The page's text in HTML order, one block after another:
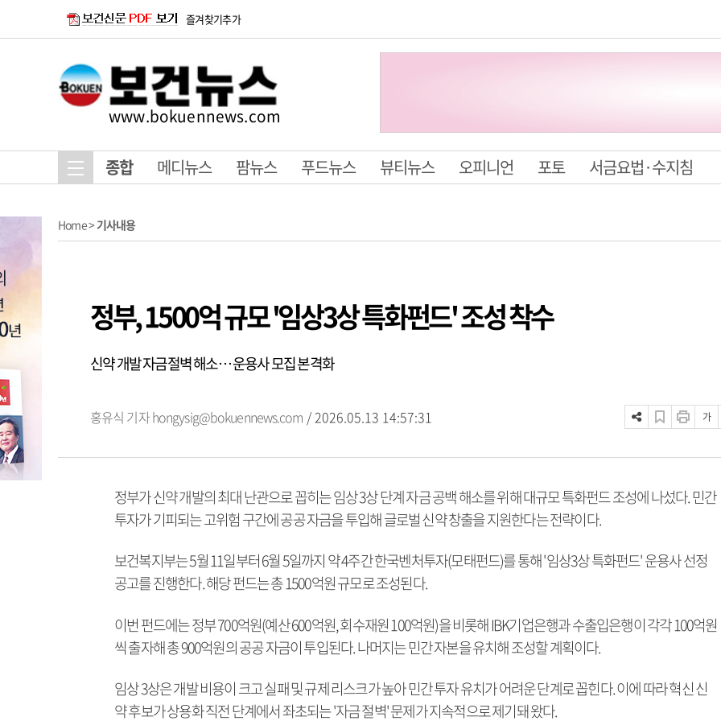
즐겨찾기추가
www.bokuennews.com
종합 메디뉴스 팜뉴스 푸드뉴스 뷰티뉴스 오피니언 포토 서금요법·수지침
Home>기사내용
정부, 1500억 규모 '임상3상 특화펀드' 조성 착수
신약 개발 자금절벽 해소… 운용사 모집 본격화
홍유식 기자hongysig@bokuennews.com / 2026.05.13 14:57:31 가
정부가 신약 개발의 최대 난관으로 꼽히는 임상 3상 단계 자금 공백 해소를 위해 대규모 특화펀드 조성에 나섰다. 민간
투자가 기피되는 고위험 구간에 공공 자금을 투입해 글로벌 신약 창출을 지원한다는 전략이다.
보건복지부는 5월 11일부터 6월 5일까지 약 4주간 한국벤처투자(모태펀드)를 통해 '임상3상 특화펀드' 운용사 선정
공고를 진행한다. 해당 펀드는 총 1500억원 규모로 조성된다.
이번 펀드에는 정부 700억원(예산 600억원, 회수재원 100억원)을 비롯해 IBK기업은행과 수출입은행이 각각 100억원
씩 출자해 총 900억원의 공공 자금이 투입된다. 나머지는 민간 자본을 유치해 조성할 계획이다.
임상 3상은 개발 비용이 크고 실패 및 규제 리스크가 높아 민간 투자 유치가 어려운 단계로 꼽힌다. 이에 따라 혁신 신
약 후보가 상용화 직전 단계에서 좌초되는 '자금 절벽' 문제가 지속적으로 제기돼 왔다.